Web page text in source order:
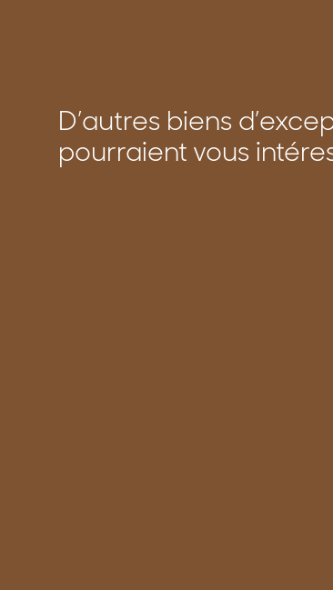
D’autres biens
pourraient vous